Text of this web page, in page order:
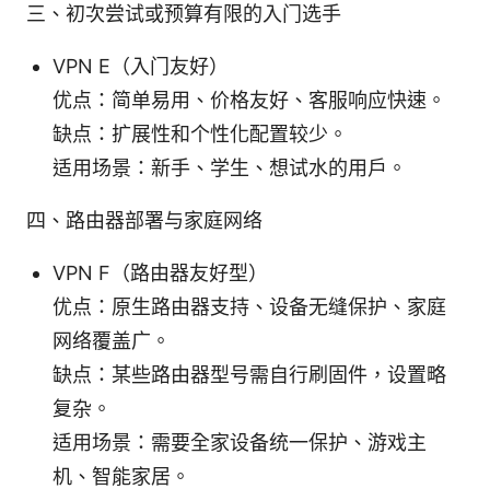
三、初次尝试或预算有限的入门选手
VPN E（入门友好）
优点：简单易用、价格友好、客服响应快速。
缺点：扩展性和个性化配置较少。
适用场景：新手、学生、想试水的用户。
四、路由器部署与家庭网络
VPN F（路由器友好型）
优点：原生路由器支持、设备无缝保护、家庭
网络覆盖广。
缺点：某些路由器型号需自行刷固件，设置略
复杂。
适用场景：需要全家设备统一保护、游戏主
机、智能家居。